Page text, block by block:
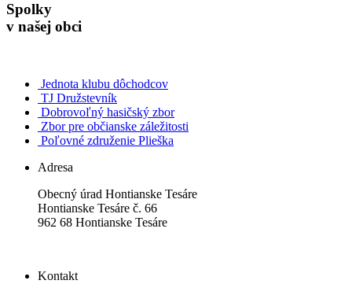
Spolky
v našej obci
Jednota klubu dôchodcov
TJ Družstevník
Dobrovoľný hasičský zbor
Zbor pre občianske záležitosti
Poľovné združenie Plieška
Adresa
Obecný úrad Hontianske Tesáre
Hontianske Tesáre č. 66
962 68 Hontianske Tesáre
Kontakt